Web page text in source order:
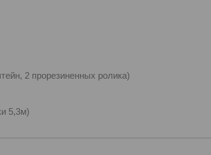
2 прорезиненных ролика)
5,3м)